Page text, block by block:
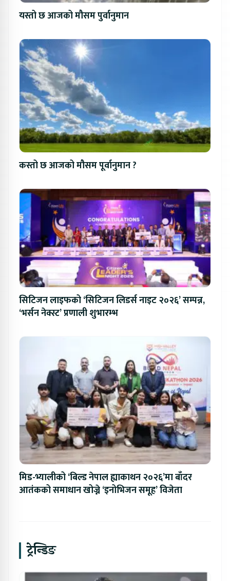
यस्तो छ आजको मौसम पुर्वानुमान
कस्तो छ आजको मौसम पूर्वानुमान ?
सिटिजन लाइफको ‘सिटिजन लिडर्स नाइट २०२६’ सम्पन्न,
‘भर्सन नेक्स्ट’ प्रणाली शुभारम्भ
मिड-भ्यालीको ‘बिल्ड नेपाल ह्याकाथन २०२६’मा बाँदर
आतंकको समाधान खोज्ने ‘इनोभिजन समूह’ विजेता
ट्रेन्डिङ